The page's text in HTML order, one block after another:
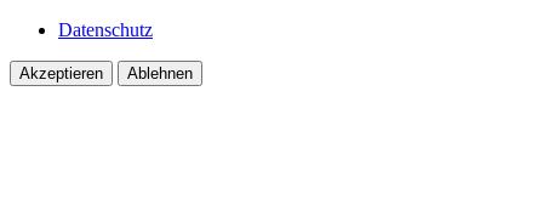
Datenschutz
Akzeptieren Ablehnen